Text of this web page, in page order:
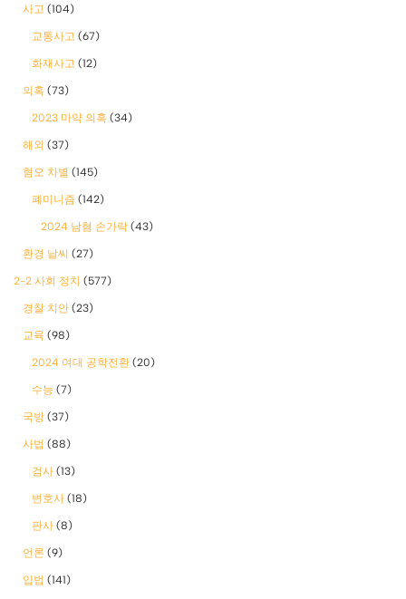
사고 (104)
교통사고 (67)
화재사고 (12)
의혹 (73)
2023 마약 의혹 (34)
해외 (37)
혐오 차별 (145)
폐미니즘 (142)
2024 남혐 손가락 (43)
환경 날씨 (27)
2-2 사회 정치 (577)
경찰 치안 (23)
교육 (98)
2024 여대 공학전환 (20)
수능 (7)
국방 (37)
사법 (88)
검사 (13)
변호사 (18)
판사 (8)
언론 (9)
입법 (141)